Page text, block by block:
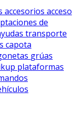
accesorios acceso
de
transporte
capota
grúas
plataformas